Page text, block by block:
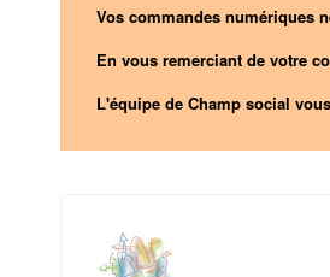
Vos commandes numériques
En vous remerciant de votre
L'équipe de Champ social